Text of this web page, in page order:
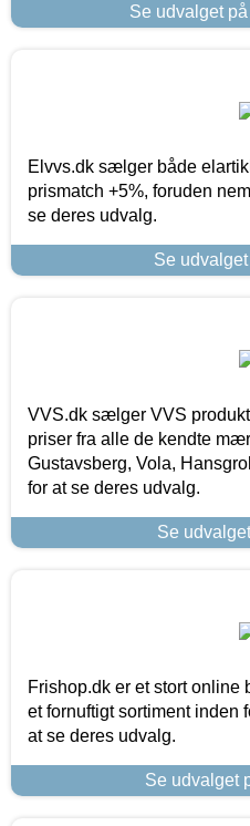
Se udvalget
Elvvs.dk sælger både
prismatch +5%, foruden
se deres udvalg.
Se
VVS.dk sælger VVS
priser fra alle de kendte
Gustavsberg, Vola,
for at se deres udvalg.
Se
Frishop.dk er et stort online
et fornuftigt sortiment inden
at se deres udvalg.
Se udvalget